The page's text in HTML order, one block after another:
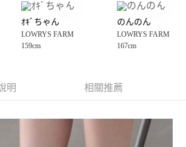
】
供，台灣大哥大用戶可立即使用無須另外申請。
你分期」，訂單成立後會自動跳轉到大哥付的交易
數及費用金額請依後續交易確認頁面所載為準。
未前往確認交易或遇審核未通過，訂單將自動取
單，「大哥付你分期」於每月結算日後寄送繳費提
服務後，再付款。
含以上)免運費
ｵｷﾞちゃん
LOWRYS FARM
159cm
のんのん
LOWRYS FARM
167cm
明 相關推薦